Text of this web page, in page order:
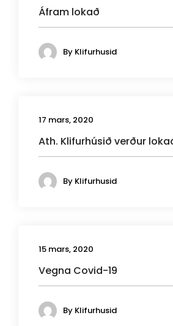
Áfram lokað
By Klifurhusid
17 mars, 2020
Ath. Klifurhúsið verður
By Klifurhusid
15 mars, 2020
Vegna Covid-19
By Klifurhusid